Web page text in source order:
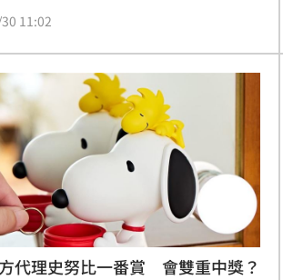
，開幕當天也邀請不少有人來捧場，就
都前來祝賀，沒想到竟對孫生撂狠話。
11:02
代理史努比一番賞 會雙重中獎？